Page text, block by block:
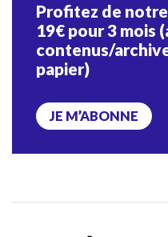
Profitez de
19€ pour 3 mois
contenus/
papier)
JE M’ABONNE